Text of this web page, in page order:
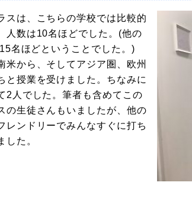
スは、こちらの学校では比較的
人数は10名ほどでした。(他の
名ほどということでした。)
米から、そしてアジア圏、欧州
と授業を受けました。ちなみに
2人でした。筆者も含めてこの
の生徒さんもいましたが、他の
レンドリーでみんなすぐに打ち
した。